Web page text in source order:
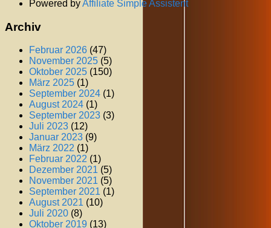
Powered byAffiliate Simple Assistent
Archiv
Februar 2026 (47)
November 2025 (5)
Oktober 2025 (150)
März 2025 (1)
September 2024 (1)
August 2024 (1)
September 2023 (3)
Juli 2023 (12)
Januar 2023 (9)
März 2022 (1)
Februar 2022 (1)
Dezember 2021 (5)
November 2021 (5)
September 2021 (1)
August 2021 (10)
Juli 2020 (8)
Oktober 2019 (13)